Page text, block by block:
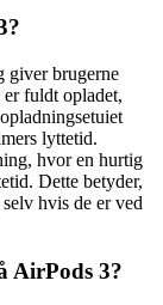
giver brugerne
er fuldt opladet,
lyttetid.
hvor en hurtig
Dette betyder,
hvis de er ved
AirPods 3?